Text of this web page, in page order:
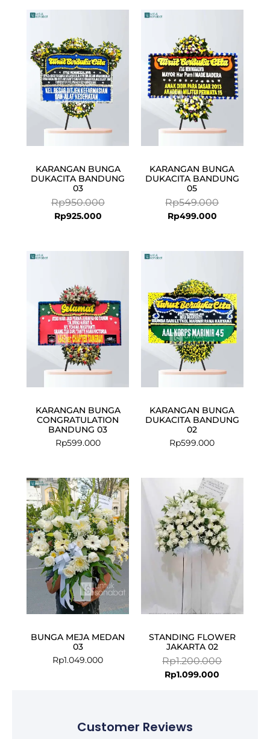
KARANGAN BUNGA
DUKACITA BANDUNG
03
Rp950.000
was:
Rp950.000.
Rp925.000
is:
Rp925.000.
KARANGAN BUNGA
DUKACITA BANDUNG
05
Rp549.000
Rp549.000.
Rp499.000
Rp499.000.
KARANGAN BUNGA
CONGRATULATION
BANDUNG 03
Rp599.000
KARANGAN BUNGA
DUKACITA BANDUNG
02
Rp599.000
BUNGA MEJA MEDAN
03
Rp1.049.000
STANDING FLOWER
JAKARTA 02
Rp1.200.000
Original
price
was:
Rp1.099.000
Current
price
is:
Customer Reviews